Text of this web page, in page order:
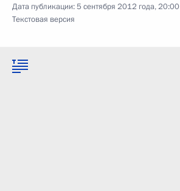
Дата публикации:5 сентября 2012 года, 20:00
Текстовая версия